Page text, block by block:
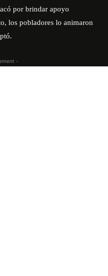
por brindar apoyo
los pobladores lo animaron
-